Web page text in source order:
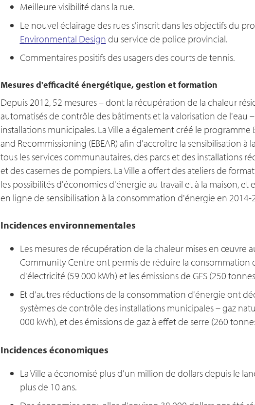
Meilleure visibilité dans la rue.
Le nouvel éclairage des rues s'inscrit dans les objectifs du
Environmental Design du service de police provincial.
Commentaires positifs des usagers des courts de tennis.
Mesures d'efficacité énergétique, gestion et formation
Depuis 2012, 52 mesures – dont la récupération de la chaleur
automatisés de contrôle des bâtiments et la valorisation de l'eau
installations municipales. La Ville a également créé le
and Recommissioning (EBEAR) afin d'accroître la sensibilisation
tous les services communautaires, des parcs et des installations
et des casernes de pompiers. La Ville a offert des ateliers de
les possibilités d'économies d'énergie au travail et à la maison,
en ligne de sensibilisation à la consommation d'énergie en 2014-
Incidences environnementales
Les mesures de récupération de la chaleur mises en œuvre
Community Centre ont permis de réduire la consommation
d'électricité (59 000 kWh) et les émissions de GES (250
Et d'autres réductions de la consommation d'énergie ont
systèmes de contrôle des installations municipales – gaz
000 kWh), et des émissions de gaz à effet de serre (260
Incidences économiques
La Ville a économisé plus d'un million de dollars depuis le
plus de 10 ans.